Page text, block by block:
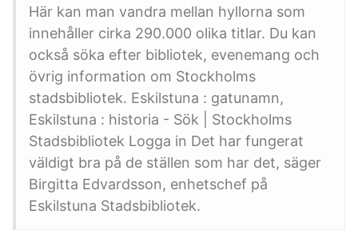
Här kan man vandra mellan hyllorna som
innehåller cirka 290.000 olika titlar. Du kan
också söka efter bibliotek, evenemang och
övrig information om Stockholms
stadsbibliotek. Eskilstuna : gatunamn,
Eskilstuna : historia - Sök | Stockholms
Stadsbibliotek Logga in Det har fungerat
väldigt bra på de ställen som har det, säger
Birgitta Edvardsson, enhetschef på
Eskilstuna Stadsbibliotek.